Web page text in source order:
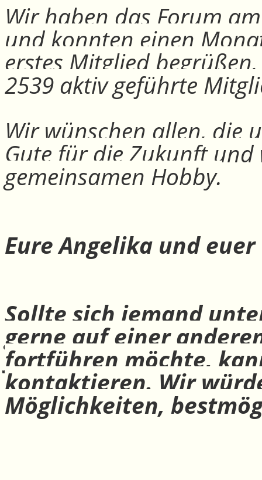
Wir haben das Forum
und konnten einen
erstes Mitglied
2539 aktiv geführte
Wir wünschen allen, die
Gute für die Zukunft
gemeinsamen Hobby.
Eure Angelika und
Sollte sich jemand
gerne auf einer
fortführen möchte,
kontaktieren. Wir
Möglichkeiten,